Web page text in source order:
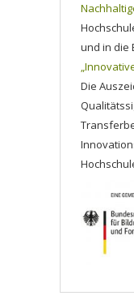
und in die
Die